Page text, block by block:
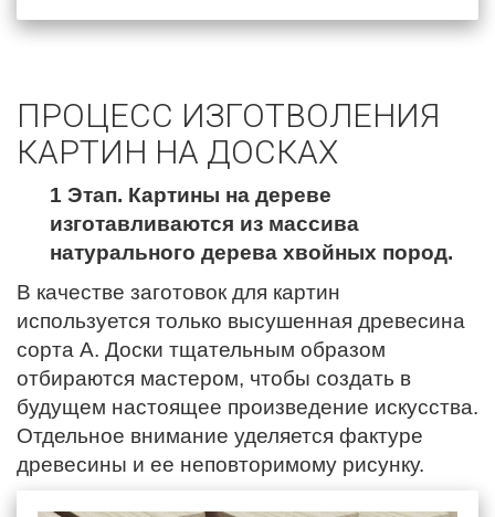
ПРОЦЕСС ИЗГОТВОЛЕНИЯ
КАРТИН НА ДОСКАХ
1 Этап. Картины на дереве
изготавливаются из массива
натурального дерева хвойных пород.
В качестве заготовок для картин
используется только высушенная древесина
сорта А. Доски тщательным образом
отбираются мастером, чтобы создать в
будущем настоящее произведение искусства.
Отдельное внимание уделяется фактуре
древесины и ее неповторимому рисунку.